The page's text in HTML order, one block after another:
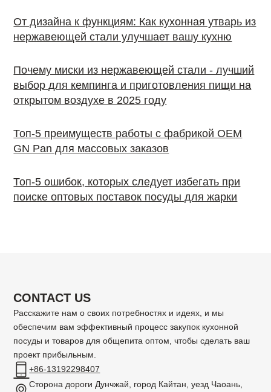
От дизайна к функциям: Как кухонная утварь из
нержавеющей стали улучшает вашу кухню
Почему миски из нержавеющей стали - лучший
выбор для кемпинга и приготовления пищи на
открытом воздухе в 2025 году
Топ-5 преимуществ работы с фабрикой OEM
GN Pan для массовых заказов
Топ-5 ошибок, которых следует избегать при
поиске оптовых поставок посуды для жарки
CONTACT US
Расскажите нам о своих потребностях и идеях, и мы
обеспечим вам эффективный процесс закупок кухонной
посуды и товаров для общепита оптом, чтобы сделать ваш
проект прибыльным.
+86-13192298407
Сторона дороги Дунчжай, город Кайтан, уезд Чаоань,